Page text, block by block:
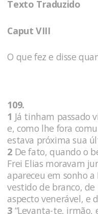
Texto Traduzido
Caput VIII
O que fez e disse
109.
1 Já tinham passado
e, como lhe fora
estava próxima sua
2 De fato, quando o
Frei Elias moravam
apareceu em sonho
vestido de branco,
aspecto venerável, e
3 “Levanta-te, irmão,